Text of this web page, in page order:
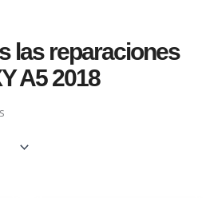
las reparaciones
A5 2018